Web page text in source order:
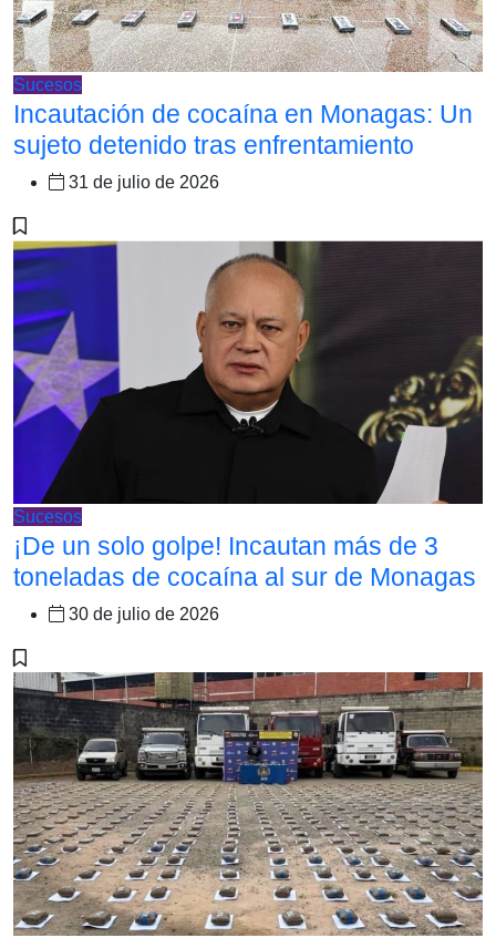
Sucesos
Incautación de cocaína en Monagas: Un
sujeto detenido tras enfrentamiento
31 de julio de 2026
Sucesos
¡De un solo golpe! Incautan más de 3
toneladas de cocaína al sur de Monagas
30 de julio de 2026